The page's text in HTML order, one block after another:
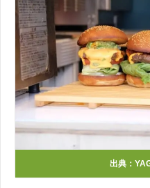
出典：